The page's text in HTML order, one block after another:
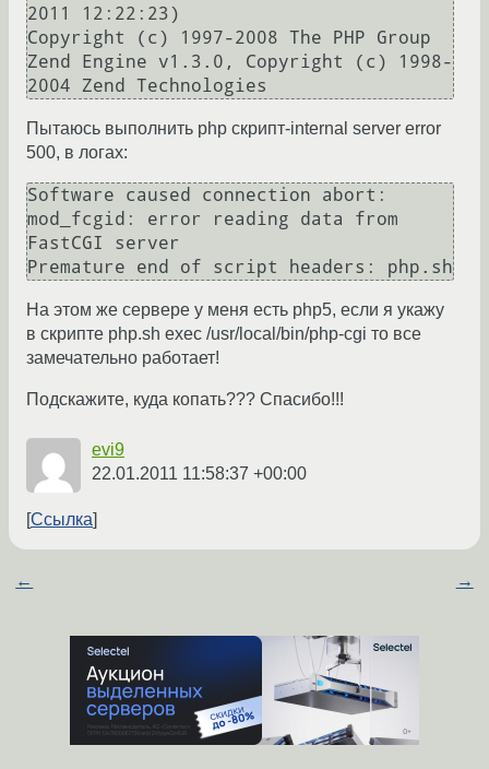
2011 12:22:23)
Copyright (c) 1997-2008 The PHP Group
Zend Engine v1.3.0, Copyright (c) 1998-
Пытаюсь выполнить php скрипт-internal server error
500, в логах:
Software caused connection abort:
mod_fcgid: error reading data from
FastCGI server
На этом же сервере у меня есть php5, если я укажу
в скрипте php.sh exec /usr/local/bin/php-cgi то все
замечательно работает!
Подскажите, куда копать??? Спасибо!!!
evi9
22.01.2011 11:58:37 +00:00
Ссылка
← →